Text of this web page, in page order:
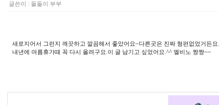
글쓴이 : 돌돌이 부부
새로지어서 그런지 깨끗하고 깔끔해서 좋았어요~다른곳은 진짜 형편없었거든
내년에 여름휴가때 꼭 다시 올려구요.이 글 남기고 싶었어요.^^ 엘비노 짱짱~~